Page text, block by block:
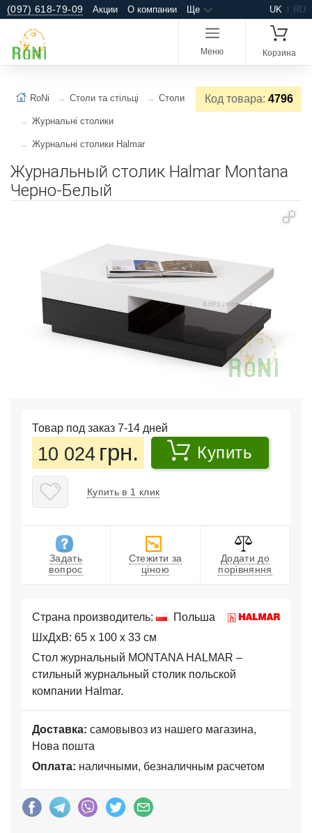
(097) 618-79-09 Акции О компании Ще UK RU
Меню Корзина
Код товара: 4796
RoNi Столи та стільці Столи
Журнальні столики
Журнальні столики Halmar
Журнальный столик Halmar Montana
Черно-Белый
Товар под заказ 7-14 дней
10 024 грн. Купить
Купить в 1 клик
Задать
вопрос
Стежити за
ціною
Додати до
порівняння
Страна производитель:
Польша
ШхДхВ: 65 x 100 x 33 см
Стол журнальный MONTANA HALMAR –
стильный журнальный столик польской
компании Halmar.
Доставка: самовывоз из нашего магазина,
Нова пошта
Оплата: наличными, безналичным расчетом